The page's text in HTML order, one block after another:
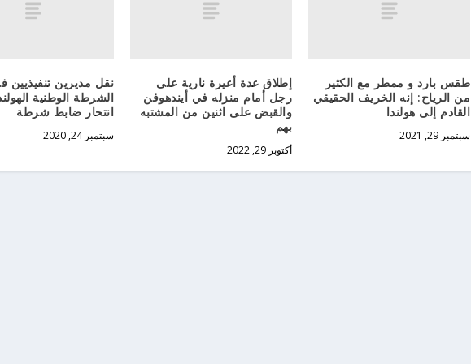
طقس بارد و ممطر مع الكثير
من الرياح: إنه الخريف الحقيقي
القادم إلى هولندا
سبتمبر 29, 2021
إطلاق عدة أعيرة نارية على
رجل أمام منزله في أيندهوفن
والقبض على اثنين من المشتبه
بهم
أكتوبر 29, 2022
نقل مديرين تنفيذيين
الشرطة الوطنية
انتحار ضابط شرطة
سبتمبر 24, 2020